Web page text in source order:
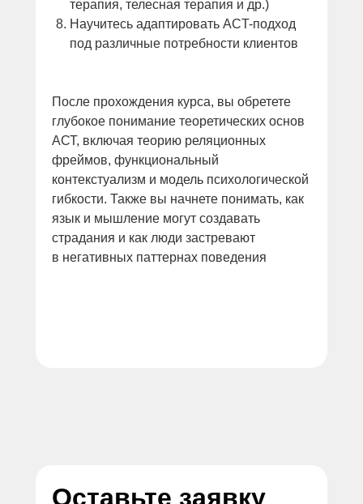
терапия, телесная терапия и др.)
Научитесь адаптировать ACT-подход
под различные потребности клиентов
После прохождения курса, вы обретете
глубокое понимание теоретических основ
АСТ, включая теорию реляционных
фреймов, функциональный
контекстуализм и модель психологической
гибкости. Также вы начнете понимать, как
язык и мышление могут создавать
страдания и как люди застревают
в негативных паттернах поведения
Оставьте заявку